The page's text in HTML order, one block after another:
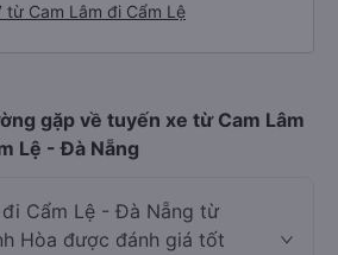
Cam Lâm đi Cẩm Lệ
gặp về tuyến xe từ Cam Lâm
Lệ - Đà Nẵng
Cẩm Lệ - Đà Nẵng từ
Hòa được đánh giá tốt